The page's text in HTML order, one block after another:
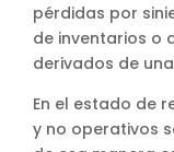
pérdidas por
de inventarios o
derivados de
En el estado de
y no operativos